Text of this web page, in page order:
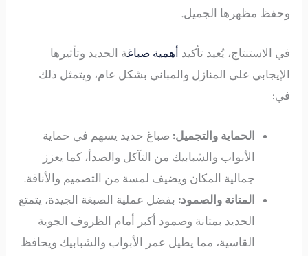
وحفظ مظهرها الجميل.
في الاستنتاج، يُعيد تأكيد أهمية صباغة الحديد وتأثيرها
الإيجابي على المنازل والمباني بشكل عام، ويتمثل ذلك
في:
الحماية والتجميل: صباغ حديد يسهم في حماية
الأبواب والشبابيك من التآكل والصدأ، كما يعزز
جمالية المكان ويضيف لمسة من التصميم والأناقة.
المتانة والصمود: بفضل عملية الصبغة الجيدة، يتمتع
الحديد بمتانة وصمود أكبر أمام الظروف الجوية
القاسية، مما يطيل عمر الأبواب والشبابيك ويحافظ